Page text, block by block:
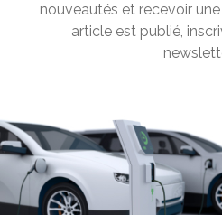
RENAULT TWIZY
[wppr_avg_rating id="41271"]
Autonomie :100 km
Prix :7540€
nouveautés et recevoir
article est publié,